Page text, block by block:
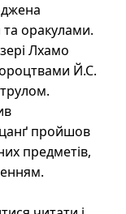
оракулами.
Лхамо
Й.С.
пройшов
предметів,